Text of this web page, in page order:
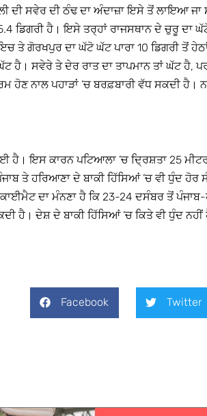
ਦੀ ਸਵੇਰ ਦੀ ਠੰਢ ਦਾ ਅੰਦਾਜ਼ਾ ਇਸੇ ਤੋਂ ਲਾਇਆ
ਡਿਗਰੀ ਹੈ। ਇਸੇ ਤਰ੍ਹਾਂ ਰਾਜਸਥਾਨ ਦੇ ਚੁਰੂ ਦਾ
ਤੇ ਗੋਰਖਪੁਰ ਦਾ ਘੱਟੋ ਘੱਟ ਪਾਰਾ 10 ਡਿਗਰੀ ਤੋਂ
ਹੈ। ਸਵੇਰੇ ਤੇ ਦੇਰ ਰਾਤ ਦਾ ਤਾਪਮਾਨ ਤਾਂ ਘੱਟ ਹੈ,
ਹੋਣ ਨਾਲ ਪਹਾੜਾਂ ’ਚ ਬਰਫ਼ਬਾਰੀ ਵੱਧ ਸਕਦੀ ਹੈ।
ਇਸ ਕਾਰਨ ਪਟਿਆਲਾ ’ਚ ਦ੍ਰਿਸ਼ਤਾ 25
ਤੇ ਹਰਿਆਣਾ ਦੇ ਬਾਕੀ ਹਿੱਸਿਆਂ ’ਚ ਵੀ ਧੁੰਦ ਹੋਰ
ਦਾ ਮੰਨਣਾ ਹੈ ਕਿ 23-24 ਦਸੰਬਰ ਤੋਂ ਪੰਜਾਬ-
ਹੈ। ਦੇਸ਼ ਦੇ ਬਾਕੀ ਹਿੱਸਿਆਂ ’ਚ ਕਿਤੇ ਵੀ ਧੁੰਦ
Facebook Twitter